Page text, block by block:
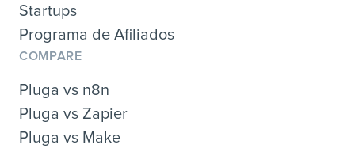
Startups
Programa de Afiliados
COMPARE
Pluga vs n8n
Pluga vs Zapier
Pluga vs Make